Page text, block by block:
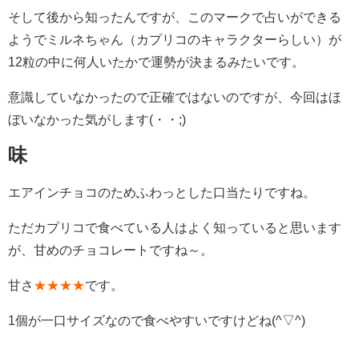
そして後から知ったんですが、このマークで占いができる
ようでミルネちゃん（カプリコのキャラクターらしい）が
12粒の中に何人いたかで運勢が決まるみたいです。
意識していなかったので正確ではないのですが、今回はほ
ぼいなかった気がします(・・;)
味
エアインチョコのためふわっとした口当たりですね。
ただカプリコで食べている人はよく知っていると思います
が、甘めのチョコレートですね～。
甘さ ★★★★です。
1個が一口サイズなので食べやすいですけどね(^▽^)